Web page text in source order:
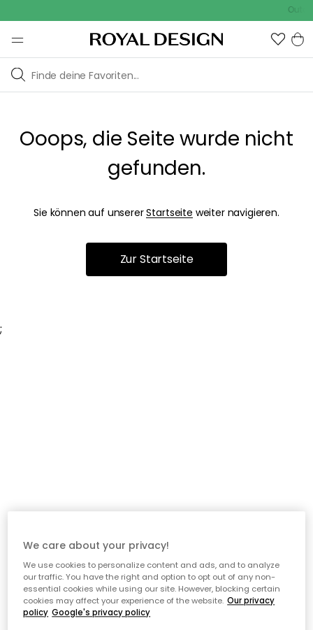
Ooops, die Seite wurde nicht
gefunden.
Sie können auf unsererStartseite weiter navigieren.
Zur Startseite
;
We care about your privacy!
We use cookies to personalize content and ads, and to analyze
our traffic. You have the right and option to opt out of any non-
essential cookies while using our site. However, blocking certain
cookies may affect your experience of the website. Our privacy
policy Google's privacy policy